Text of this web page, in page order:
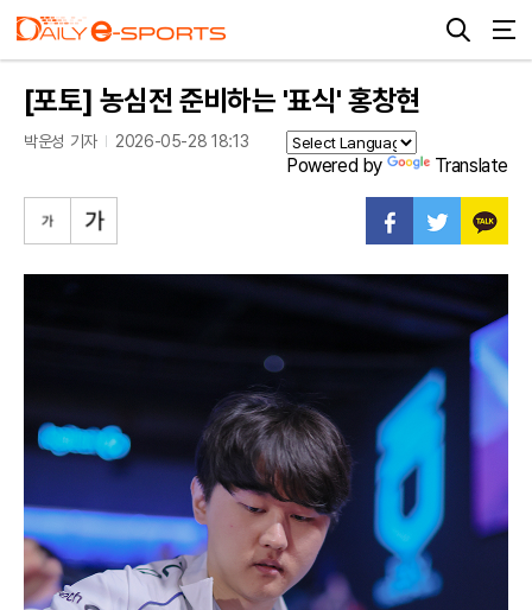
[포토] 농심전 준비하는 '표식' 홍창현
박운성 기자 2026-05-28 18:13
Powered by Translate